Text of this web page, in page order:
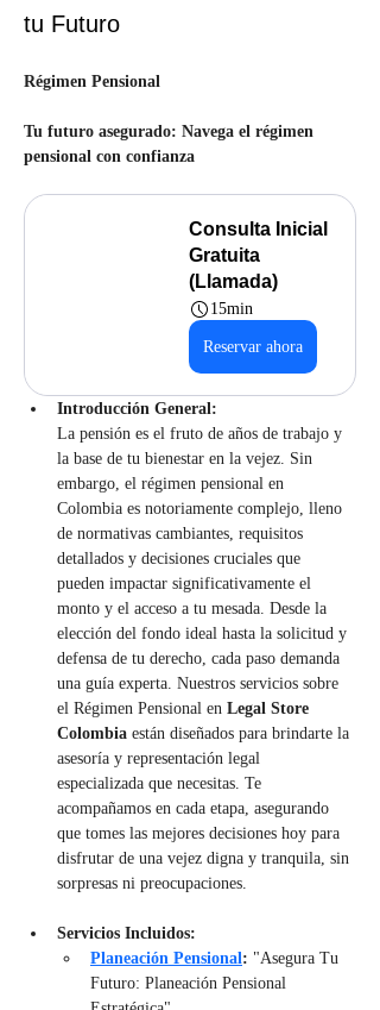
tu Futuro
Régimen Pensional
Tu futuro asegurado: Navega el régimen
pensional con confianza
Consulta Inicial
Gratuita
(Llamada)
15min
Reservar ahora
Introducción General:
La pensión es el fruto de años de trabajo y
la base de tu bienestar en la vejez. Sin
embargo, el régimen pensional en
Colombia es notoriamente complejo, lleno
de normativas cambiantes, requisitos
detallados y decisiones cruciales que
pueden impactar significativamente el
monto y el acceso a tu mesada. Desde la
elección del fondo ideal hasta la solicitud y
defensa de tu derecho, cada paso demanda
una guía experta. Nuestros servicios sobre
el Régimen Pensional en Legal Store
Colombia están diseñados para brindarte la
asesoría y representación legal
especializada que necesitas. Te
acompañamos en cada etapa, asegurando
que tomes las mejores decisiones hoy para
disfrutar de una vejez digna y tranquila, sin
sorpresas ni preocupaciones.
Servicios Incluidos:
Planeación Pensional: "Asegura Tu
Futuro: Planeación Pensional